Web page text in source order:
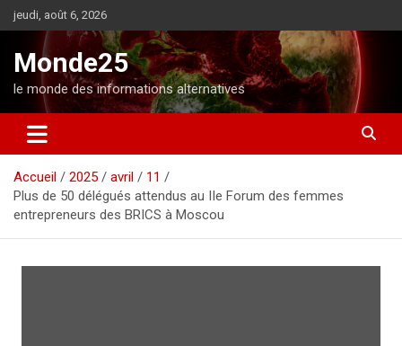
l
o
n
jeudi, août 6, 2026
Monde25
le monde des informations alternatives
Accueil 2025 avril
11
Plus de 50 délégués attendus au IIe Forum des femmes
entrepreneurs des BRICS à Moscou